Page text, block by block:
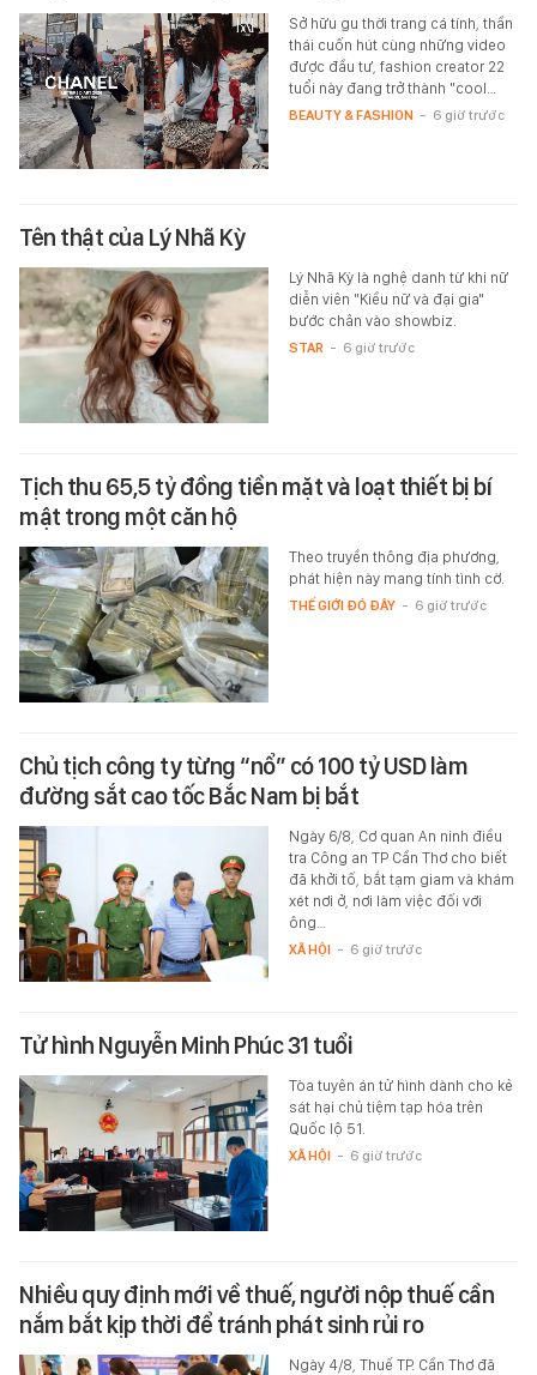
Sở hữu gu thời trang cá tính, thần
thái cuốn hút cùng những video
được đầu tư, fashion creator 22
tuổi này đang trở thành "cool…
BEAUTY & FASHION - 6 giờ trước
Tên thật của Lý Nhã Kỳ
Lý Nhã Kỳ là nghệ danh từ khi nữ
diễn viên "Kiều nữ và đại gia"
bước chân vào showbiz.
STAR - 6 giờ trước
Tịch thu 65,5 tỷ đồng tiền mặt và loạt thiết bị bí
mật trong một căn hộ
Theo truyền thông địa phương,
phát hiện này mang tính tình cờ.
THẾ GIỚI ĐÓ ĐÂY - 6 giờ trước
Chủ tịch công ty từng “nổ” có 100 tỷ USD làm
đường sắt cao tốc Bắc Nam bị bắt
Ngày 6/8, Cơ quan An ninh điều
tra Công an TP Cần Thơ cho biết
đã khởi tố, bắt tạm giam và khám
xét nơi ở, nơi làm việc đối với
ông…
XÃ HỘI - 6 giờ trước
Tử hình Nguyễn Minh Phúc 31 tuổi
Tòa tuyên án tử hình dành cho kẻ
sát hại chủ tiệm tạp hóa trên
Quốc lộ 51.
XÃ HỘI - 6 giờ trước
Nhiều quy định mới về thuế, người nộp thuế cần
nắm bắt kịp thời để tránh phát sinh rủi ro
Ngày 4/8, Thuế TP. Cần Thơ đã